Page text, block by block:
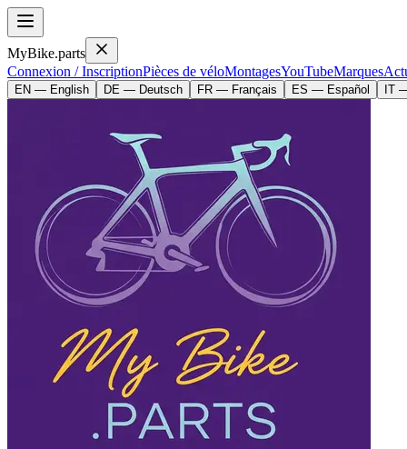
MyBike.parts
Connexion / InscriptionPièces de véloMontagesYouTubeMarques
EN — English DE — Deutsch FR — Français ES — Español IT